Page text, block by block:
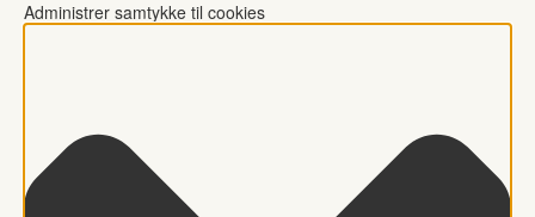
Administrer samtykke til cookies